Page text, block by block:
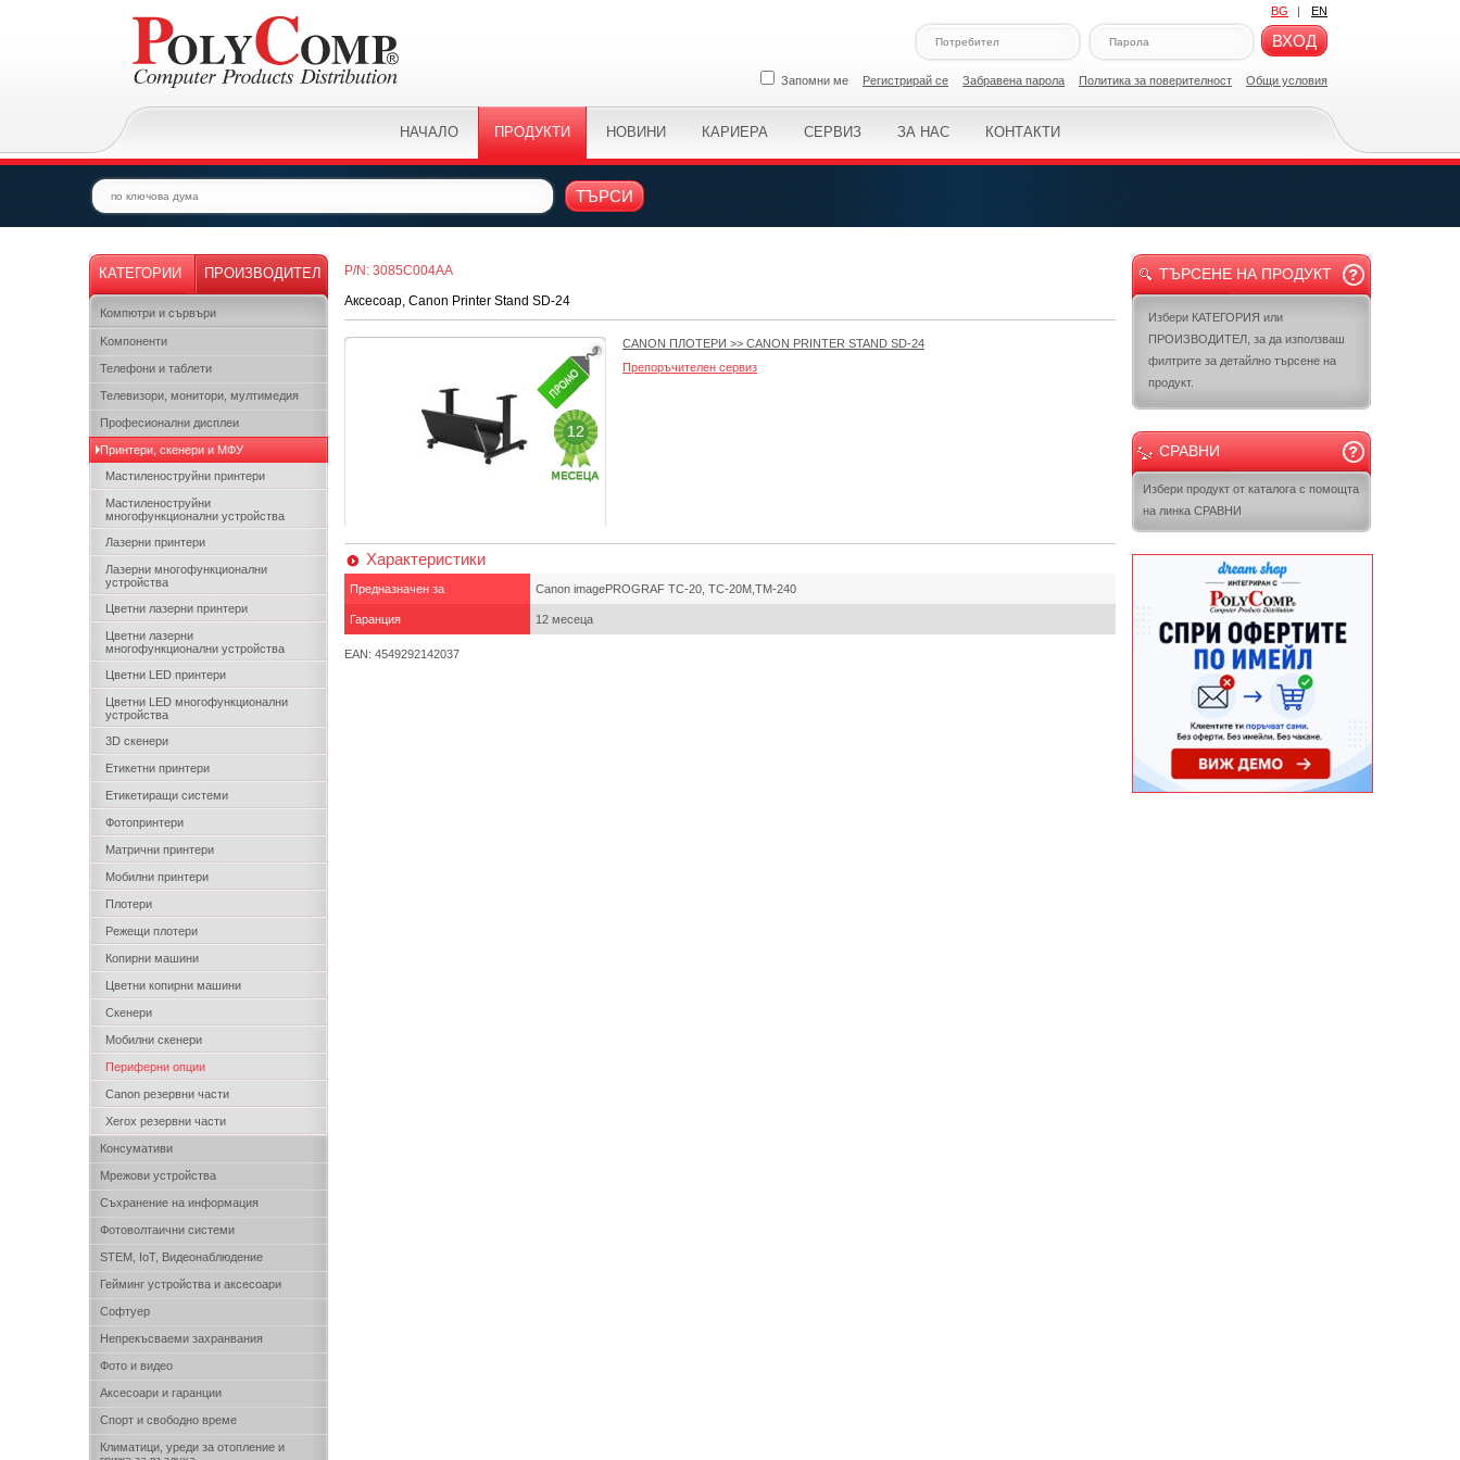
BG | EN
ВХОД
Запомни ме Регистрирай се Забравена парола Политикa за поверителност Общи условия
НАЧАЛО ПРОДУКТИ НОВИНИ КАРИЕРА СЕРВИЗ ЗА НАС КОНТАКТИ
ТЪРСИ
КАТЕГОРИИ ПРОИЗВОДИТЕЛ
Компютри и сървъри
Kомпоненти
Телефони и таблети
Телевизори, монитори, мултимедия
Професионални дисплеи
Принтери, скенери и МФУ
Мастиленоструйни принтери
Мастиленоструйни
многофункционални устройства
Лазерни принтери
Лазерни многофункционални
устройства
Цветни лазерни принтери
Цветни лазерни
многофункционални устройства
Цветни LED принтери
Цветни LED многофункционални
устройства
3D скенери
Етикетни принтери
Етикетиращи системи
Фотопринтери
Матрични принтери
Мобилни принтери
Плотери
Режещи плотери
Копирни машини
Цветни копирни машини
Скенери
Мобилни скенери
Периферни опции
Canon резервни части
Xerox резервни части
Консумативи
Мрежови устройства
Съхранение на информация
Фотоволтаични системи
STEM, IoT, Видеонаблюдение
Гейминг устройства и аксесоари
Софтуер
Непрекъсваеми захранвания
Фото и видео
Аксесоари и гаранции
Спорт и свободно време
Климатици, уреди за отопление и
P/N: 3085C004AA
Аксесоар, Canon Printer Stand SD-24
12
CANON ПЛОТЕРИ >> CANON PRINTER STAND SD-24
Препоръчителен сервиз
Характеристики
Предназначен за Canon imagePROGRAF TC-20, TC-20M,TM-240
Гаранция 12 месеца
EAN: 4549292142037
ТЪРСЕНЕ НА ПРОДУКТ
Избери КАТЕГОРИЯ или
ПРОИЗВОДИТЕЛ, за да използваш
филтрите за детайлно търсене на
продукт.
СРАВНИ
Избери продукт от каталога с помощта
на линка СРАВНИ